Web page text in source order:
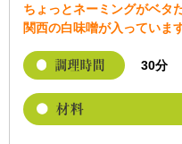
ちょっとネーミングがベタ
関西の白味噌が入っています
30分